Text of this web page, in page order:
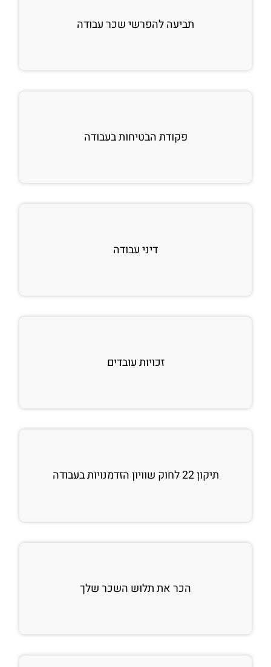
תביעה להפרשי שכר עבודה
פקודת הבטיחות בעבודה
דיני עבודה
זכויות עובדים
תיקון 22 לחוק שוויון הזדמנויות בעבודה
הכר את תלוש השכר שלך